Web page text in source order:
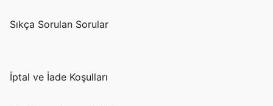
Sıkça Sorulan Sorular
İptal ve İade Koşulları